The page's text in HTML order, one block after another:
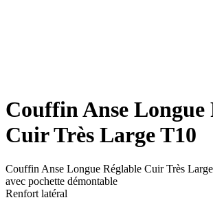
Couffin Anse Longue
Cuir Très Large T10
Couffin Anse Longue Réglable Cuir Très
avec pochette démontable
Renfort latéral